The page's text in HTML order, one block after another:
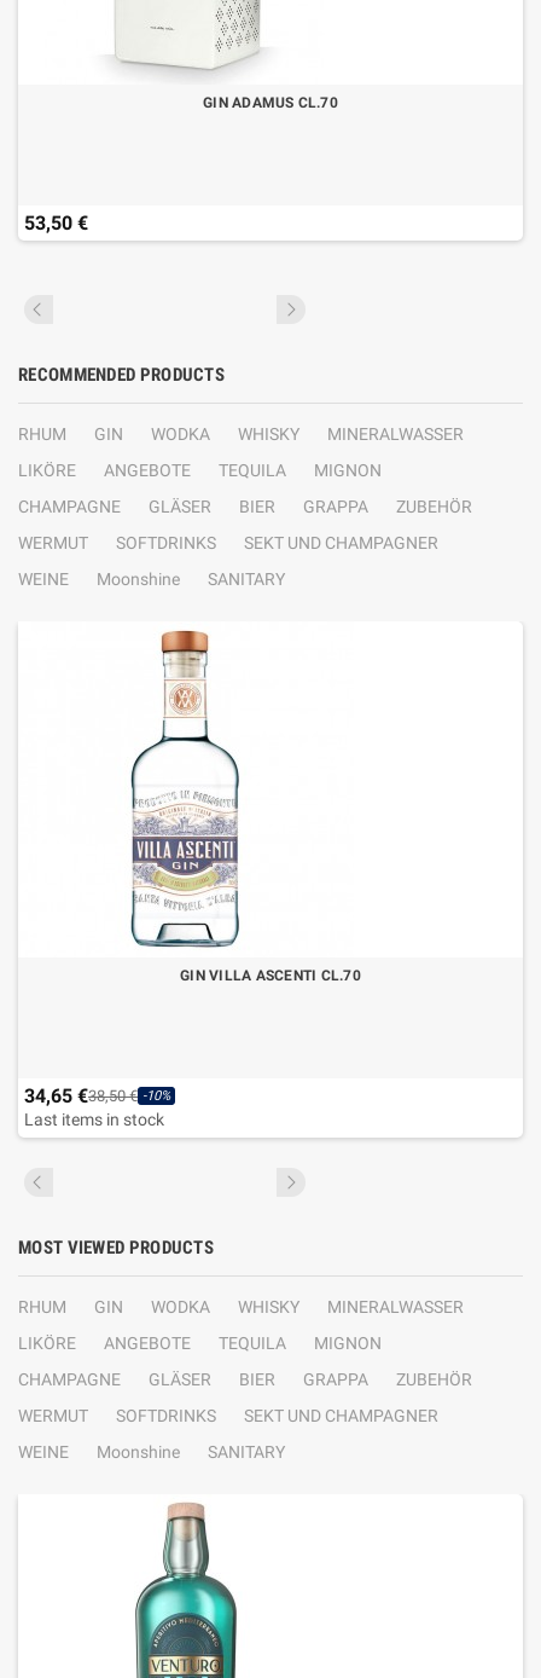
GIN ADAMUS CL.70
53,50 €
RECOMMENDED PRODUCTS
RHUM GIN WODKA WHISKY
MINERALWASSER
LIKÖRE
ANGEBOTE TEQUILA
MIGNON
CHAMPAGNE
GLÄSER BIER GRAPPA
ZUBEHÖR
WERMUT
SOFTDRINKS
SEKT UND CHAMPAGNER
WEINE
Moonshine SANITARY
GIN VILLA ASCENTI CL.70
34,65 €38,50 € -10%
Last items in stock
MOST VIEWED PRODUCTS
RHUM GIN WODKA WHISKY
MINERALWASSER
LIKÖRE
ANGEBOTE TEQUILA
MIGNON
CHAMPAGNE
GLÄSER BIER GRAPPA
ZUBEHÖR
WERMUT
SOFTDRINKS
SEKT UND CHAMPAGNER
WEINE
Moonshine SANITARY